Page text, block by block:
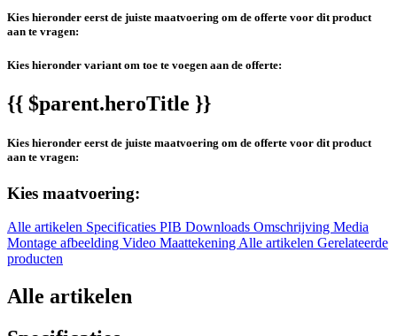
Kies hieronder eerst de juiste maatvoering om de offerte voor dit product
aan te vragen:
Kies hieronder variant om toe te voegen aan de offerte:
{{ $parent.heroTitle }}
Kies hieronder eerst de juiste maatvoering om de offerte voor dit product
aan te vragen:
Kies maatvoering:
Alle artikelen Specificaties PIB Downloads Omschrijving Media
Montage afbeelding Video MaattekeningAlle artikelen Gerelateerde
producten
Alle artikelen